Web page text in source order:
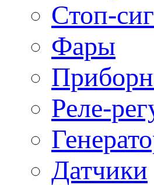
Стоп-
Фары
Реле-
Датчики